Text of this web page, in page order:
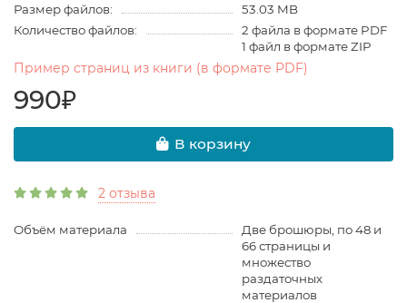
Размер файлов:
53.03 MB
Количество файлов:
2 файла в формате PDF
1 файл в формате ZIP
Пример страниц из книги (в формате PDF)
990₽
В корзину
2 отзыва
Объём материала
Две брошюры, по 48 и
66 страницы и
множество
раздаточных
материалов